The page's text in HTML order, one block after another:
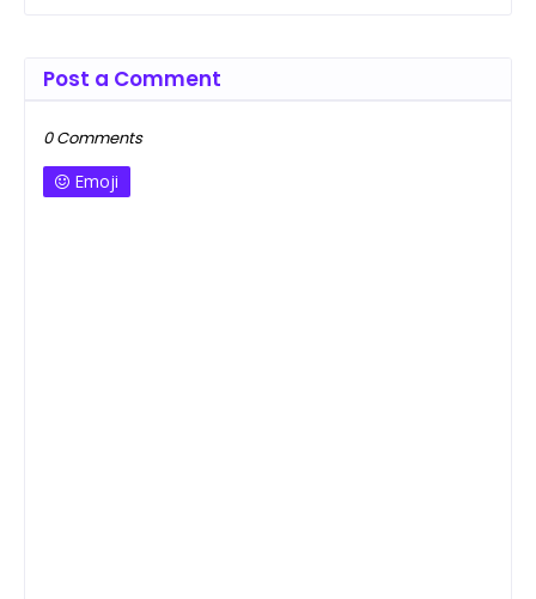
Post a Comment
0 Comments
Emoji